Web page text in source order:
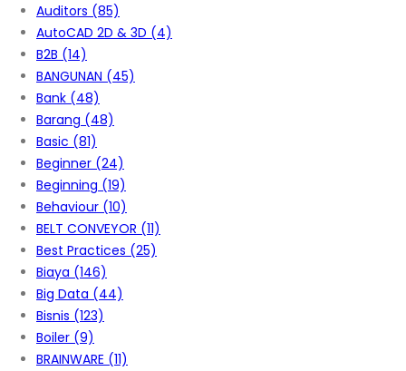
Auditors (85)
AutoCAD 2D & 3D (4)
B2B (14)
BANGUNAN (45)
Bank (48)
Barang (48)
Basic (81)
Beginner (24)
Beginning (19)
Behaviour (10)
BELT CONVEYOR (11)
Best Practices (25)
Biaya (146)
Big Data (44)
Bisnis (123)
Boiler (9)
BRAINWARE (11)